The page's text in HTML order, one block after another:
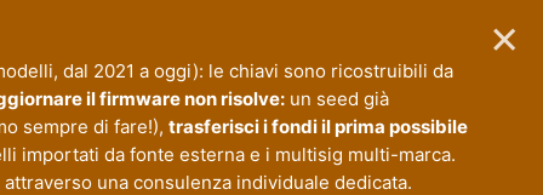
dal 2021 a oggi): le chiavi sono ricostruibili da
il firmware non risolve:un seed già
sempre di fare!), trasferisci i fondi il prima possibile
importati da fonte esterna e i multisig multi-marca.
una consulenza individuale dedicata.
×